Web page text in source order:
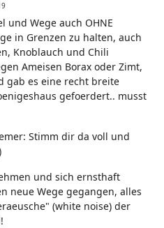
und Wege auch OHNE
in Grenzen zu halten, auch
Knoblauch und Chili
Ameisen Borax oder Zimt,
gab es eine recht breite
gefoerdert.. musst
Stimm dir da voll und
und sich ernsthaft
neue Wege gegangen, alles
(white noise) der